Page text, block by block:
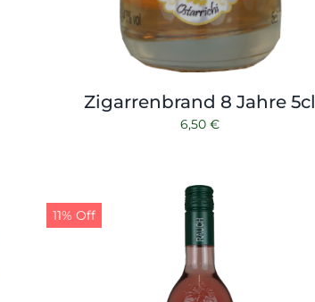
Zigarrenbrand 8 Jahre 5cl
6,50 €
11% Off